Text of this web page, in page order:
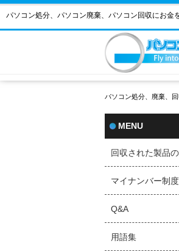
パソコン処分、パソコン廃棄、パソコン回収にお
パソコン処分、廃棄、
MENU
回収された製品
マイナンバー制
Q&A
用語集